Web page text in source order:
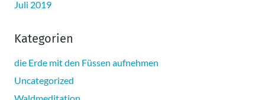
Juli 2019
Kategorien
die Erde mit den Füssen aufnehmen
Uncategorized